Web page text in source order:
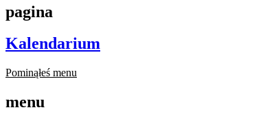
pagina
Kalendarium
Pominąłeś menu
menu